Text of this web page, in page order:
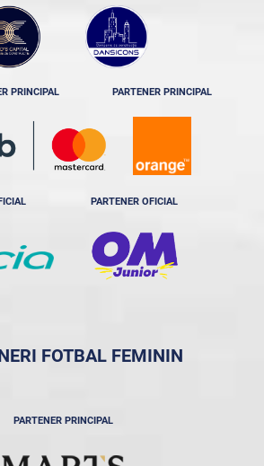
PRINCIPAL PARTENER PRINCIPAL
PARTENER OFICIAL
FOTBAL FEMININ
PARTENER PRINCIPAL